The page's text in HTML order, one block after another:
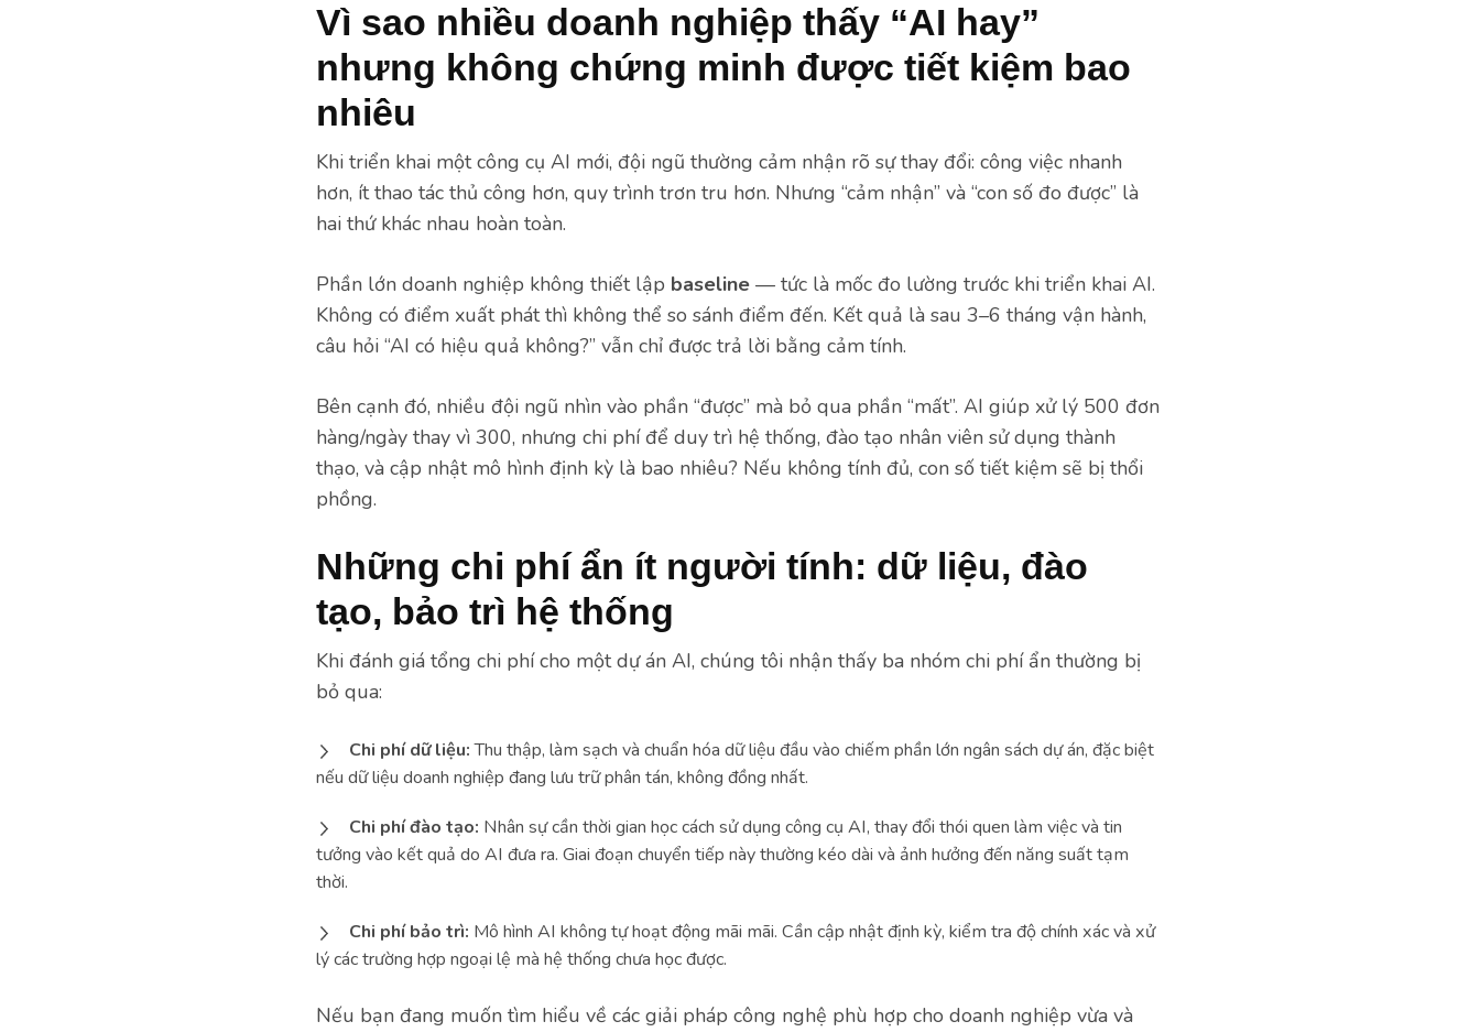
Vì sao nhiều doanh nghiệp thấy “AI hay”
nhưng không chứng minh được tiết kiệm bao
nhiêu
Khi triển khai một công cụ AI mới, đội ngũ thường cảm nhận rõ sự thay đổi: công việc nhanh
hơn, ít thao tác thủ công hơn, quy trình trơn tru hơn. Nhưng “cảm nhận” và “con số đo được” là
hai thứ khác nhau hoàn toàn.
Phần lớn doanh nghiệp không thiết lập baseline — tức là mốc đo lường trước khi triển khai AI.
Không có điểm xuất phát thì không thể so sánh điểm đến. Kết quả là sau 3–6 tháng vận hành,
câu hỏi “AI có hiệu quả không?” vẫn chỉ được trả lời bằng cảm tính.
Bên cạnh đó, nhiều đội ngũ nhìn vào phần “được” mà bỏ qua phần “mất”. AI giúp xử lý 500 đơn
hàng/ngày thay vì 300, nhưng chi phí để duy trì hệ thống, đào tạo nhân viên sử dụng thành
thạo, và cập nhật mô hình định kỳ là bao nhiêu? Nếu không tính đủ, con số tiết kiệm sẽ bị thổi
phồng.
Những chi phí ẩn ít người tính: dữ liệu, đào
tạo, bảo trì hệ thống
Khi đánh giá tổng chi phí cho một dự án AI, chúng tôi nhận thấy ba nhóm chi phí ẩn thường bị
bỏ qua:
Chi phí dữ liệu:Thu thập, làm sạch và chuẩn hóa dữ liệu đầu vào chiếm phần lớn ngân sách dự án, đặc biệt
nếu dữ liệu doanh nghiệp đang lưu trữ phân tán, không đồng nhất.
Chi phí đào tạo: Nhân sự cần thời gian học cách sử dụng công cụ AI, thay đổi thói quen làm việc và tin
tưởng vào kết quả do AI đưa ra. Giai đoạn chuyển tiếp này thường kéo dài và ảnh hưởng đến năng suất tạm
thời.
Chi phí bảo trì: Mô hình AI không tự hoạt động mãi mãi. Cần cập nhật định kỳ, kiểm tra độ chính xác và xử
lý các trường hợp ngoại lệ mà hệ thống chưa học được.
Nếu bạn đang muốn tìm hiểu về các giải pháp công nghệ phù hợp cho doanh nghiệp vừa và